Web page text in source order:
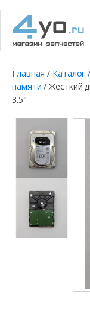
Главная / Каталог /
памяти / Жесткий
3.5"